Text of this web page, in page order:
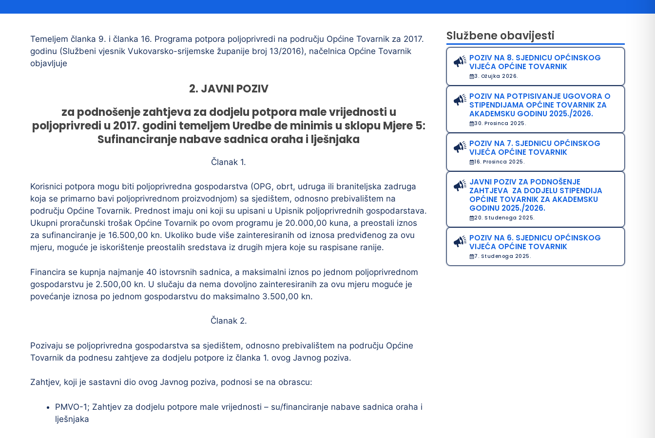
Sponzorstva i donacije
Procedure
Prostorni plan uređenja Općine Tovarnik
I. izmjene i dopune prostornog plana
uređenja Općine Tovarnik
III. izmjene i dopune prostornog plana
uređenja Općine Tovarnik
Civilna zaštita
Vatrogastvo
Pravo na pristup informacijama
Izjava o pristupačnosti
Pravila privatnosti
Temeljem članka 9. i članka 16. Programa potpora poljoprivredi na području Općine Tovarnik za 2017.
godinu (Službeni vjesnik Vukovarsko-srijemske županije broj 13/2016), načelnica Općine Tovarnik
objavljuje
2. JAVNI POZIV
za podnošenje zahtjeva za dodjelu potpora male vrijednosti u
poljoprivredi u 2017. godini temeljem Uredbe de minimis u sklopu Mjere 5:
Sufinanciranje nabave sadnica oraha i lješnjaka
Članak 1.
Korisnici potpora mogu biti poljoprivredna gospodarstva (OPG, obrt, udruga ili braniteljska zadruga
koja se primarno bavi poljoprivrednom proizvodnjom) sa sjedištem, odnosno prebivalištem na
području Općine Tovarnik. Prednost imaju oni koji su upisani u Upisnik poljoprivrednih gospodarstava.
Ukupni proračunski trošak Općine Tovarnik po ovom programu je 20.000,00 kuna, a preostali iznos
za sufinanciranje je 16.500,00 kn. Ukoliko bude više zainteresiranih od iznosa predviđenog za ovu
mjeru, moguće je iskorištenje preostalih sredstava iz drugih mjera koje su raspisane ranije.
Financira se kupnja najmanje 40 istovrsnih sadnica, a maksimalni iznos po jednom poljoprivrednom
gospodarstvu je 2.500,00 kn. U slučaju da nema dovoljno zainteresiranih za ovu mjeru moguće je
povećanje iznosa po jednom gospodarstvu do maksimalno 3.500,00 kn.
Članak 2.
Pozivaju se poljoprivredna gospodarstva sa sjedištem, odnosno prebivalištem na području Općine
Tovarnik da podnesu zahtjeve za dodjelu potpore iz članka 1. ovog Javnog poziva.
Zahtjev, koji je sastavni dio ovog Javnog poziva, podnosi se na obrascu:
PMVO-1; Zahtjev za dodjelu potpore male vrijednosti – su/financiranje nabave sadnica oraha i
lješnjaka
Službene obavijesti
POZIV NA 8. SJEDNICU OPĆINSKOG
VIJEĆA OPĆINE TOVARNIK
3. Ožujka 2026.
POZIV NA POTPISIVANJE UGOVORA O
STIPENDIJAMA OPĆINE TOVARNIK ZA
AKADEMSKU GODINU 2025./2026.
30. Prosinca 2025.
POZIV NA 7. SJEDNICU OPĆINSKOG
VIJEĆA OPĆINE TOVARNIK
16. Prosinca 2025.
JAVNI POZIV ZA PODNOŠENJE
ZAHTJEVA ZA DODJELU STIPENDIJA
OPĆINE TOVARNIK ZA AKADEMSKU
GODINU 2025./2026.
20. Studenoga 2025.
POZIV NA 6. SJEDNICU OPĆINSKOG
VIJEĆA OPĆINE TOVARNIK
7. Studenoga 2025.